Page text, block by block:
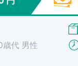
歳代 男性